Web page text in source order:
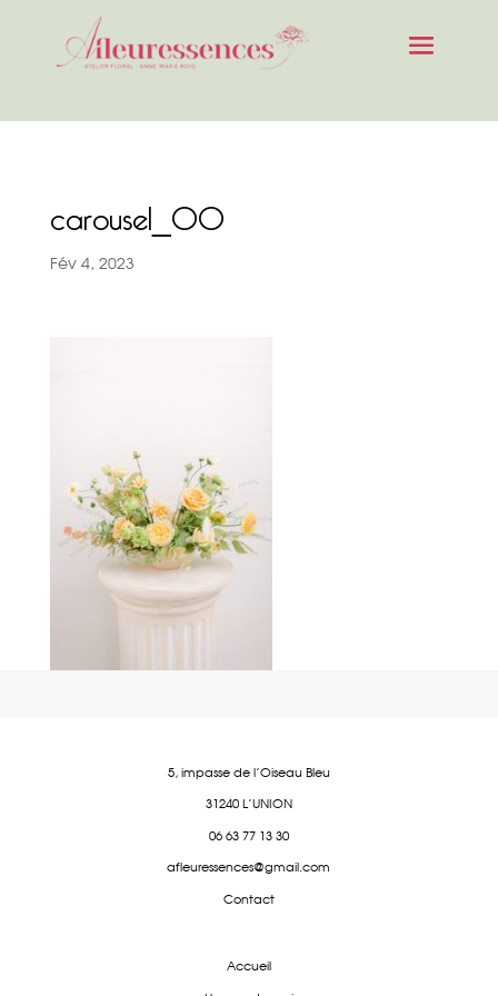
carousel_00
Fév 4, 2023
5, impasse de l'Oiseau Bleu
31240 L'UNION
06 63 77 13 30
afleuressences@gmail.com
Contact
Accueil